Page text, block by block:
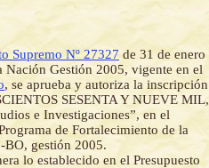
Supremo Nº 27327de 31 de enero
Nación Gestión 2005, vigente en el
, se aprueba y autoriza la inscripción
SESENTA Y NUEVE MIL,
e Investigaciones”, en el
de Fortalecimiento de la
BO, gestión 2005.
lo establecido en el Presupuesto